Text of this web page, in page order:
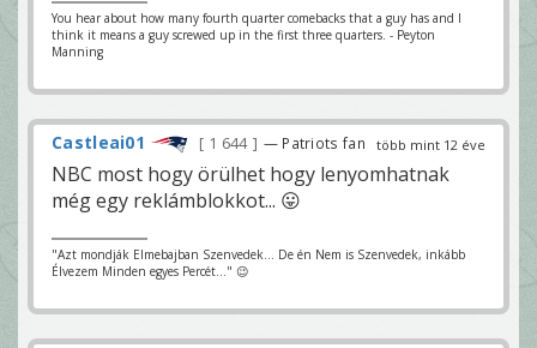
You hear about how many fourth quarter comebacks that a guy has and I
think it means a guy screwed up in the first three quarters. - Peyton
Manning
több mint 12 éve
Castleai01 1 644 — Patriots fan
NBC most hogy örülhet hogy lenyomhatnak
még egy reklámblokkot... 😛
"Azt mondják Elmebajban Szenvedek... De én Nem is Szenvedek, inkább
Élvezem Minden egyes Percét..." 😉